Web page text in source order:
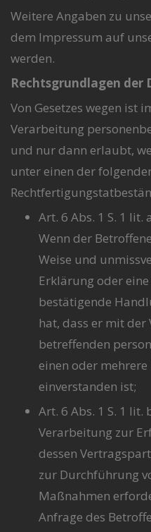
Weitere Angaben zu
dem Impressum auf
werden.
Rechtsgrundlagen
Von Gesetzes wegen ist
Verarbeitung
und nur dann erlaubt,
unter einen der
Art. 6 Abs. 1 S. 1 lit.
Wenn der
Weise und
Erklärung oder
bestätigende
hat, dass er mit
betreffenden
einen oder
einverstanden ist;
Art. 6 Abs. 1 S. 1 lit.
Verarbeitung zur
dessen
zur Durchführung
Maßnahmen
Anfrage des